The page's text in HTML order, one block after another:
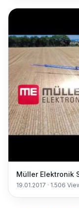
Müller Elektronik
19.01.2017 · 1.506